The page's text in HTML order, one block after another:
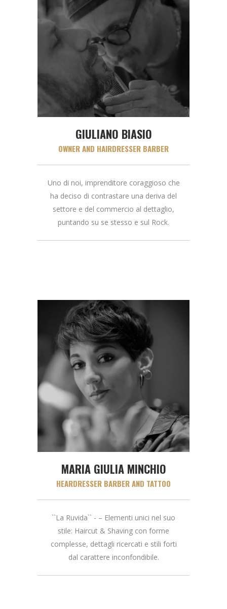
GIULIANO BIASIO
OWNER AND HAIRDRESSER BARBER
Uno di noi, imprenditore coraggioso che
ha deciso di contrastare una deriva del
settore e del commercio al dettaglio,
puntando su se stesso e sul Rock.
MARIA GIULIA MINCHIO
HEARDRESSER BARBER AND TATTOO
``La Ruvida`` - – Elementi unici nel suo
stile: Haircut & Shaving con forme
complesse, dettagli ricercati e stili forti
dal carattere inconfondibile.